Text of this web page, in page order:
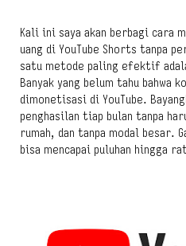
Kali ini saya akan berbagi cara
uang di YouTube Shorts tanpa
satu metode paling efektif
Banyak yang belum tahu bahwa
dimonetisasi di YouTube.
penghasilan tiap bulan tanpa
rumah, dan tanpa modal besar.
bisa mencapai puluhan hingga